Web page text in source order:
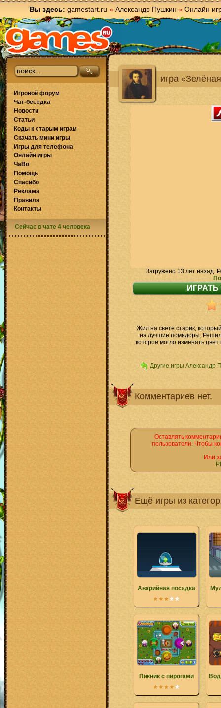
Вы здесь: gamestart.ru » Александр Пушкин » Онлайн
игра
Загружено 13 лет назад.
Жил на свете старик,
на лучшие помидоры. Решил
которое могло изменять
Другие игры Александр
Комментариев нет.
Оставлять
пользователи. Чтобы
Или
Ещё игры из
Аварийная посадка
Пикник с пирогами
Игровой форум
Чат-беседка
Новости
Статьи
Коды к старым играм
Скачать мини игры
Игры для телефона
Онлайн игры
ЧаВо
Помощь
Спасибо
Реклама
Правила
Контакты
Сейчас в чате 4 человека